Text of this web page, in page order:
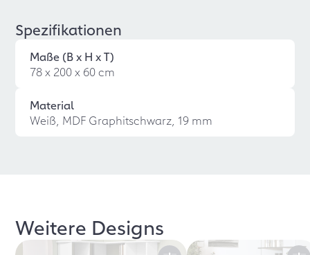
Spezifikationen
Maße (B x H x T)
78 x 200 x 60 cm
Material
Weiß, MDF Graphitschwarz, 19 mm
Weitere Designs